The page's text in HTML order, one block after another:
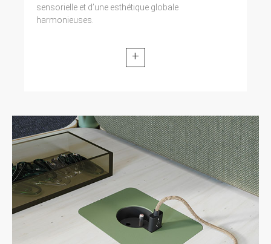
sensorielle et d’une esthétique globale
harmonieuses.
+